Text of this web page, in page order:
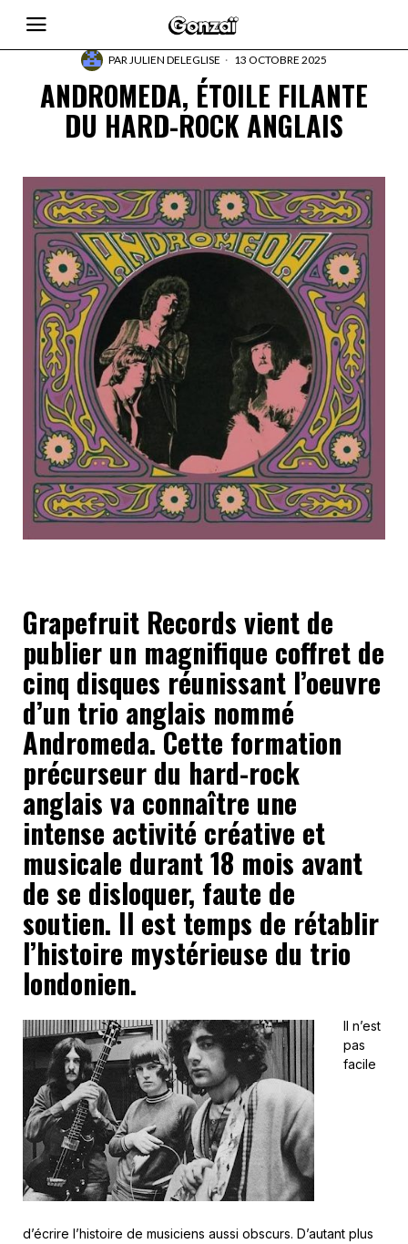
PARJULIEN DELEGLISE 13 OCTOBRE 2025
ANDROMEDA, ÉTOILE FILANTE
DU HARD-ROCK ANGLAIS
Grapefruit Records vient de
publier un magnifique coffret de
cinq disques réunissant l’oeuvre
d’un trio anglais nommé
Andromeda. Cette formation
précurseur du hard-rock
anglais va connaître une
intense activité créative et
musicale durant 18 mois avant
de se disloquer, faute de
soutien. Il est temps de rétablir
l’histoire mystérieuse du trio
londonien.
Il n’est
pas
facile
d’écrire l’histoire de musiciens aussi obscurs. D’autant plus